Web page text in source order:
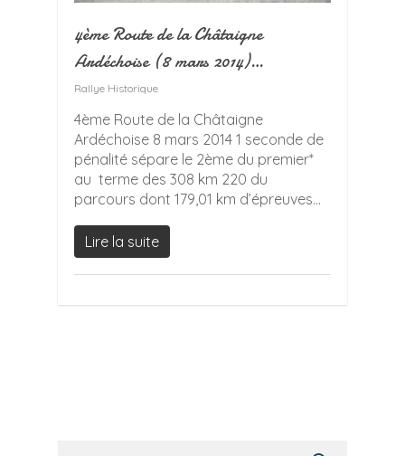
4ème Route de la Châtaigne
Ardéchoise (8 mars 2014)…
Rallye Historique
4ème Route de la Châtaigne
Ardéchoise 8 mars 2014 1 seconde de
pénalité sépare le 2ème du premier*
au terme des 308 km 220 du
parcours dont 179,01 km d’épreuves...
Lire la suite